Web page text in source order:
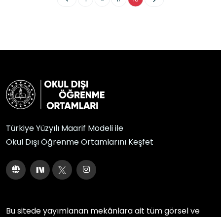
Türkiye Yüzyılı Maarif Modeli ile
Okul Dışı Öğrenme Ortamlarını Keşfet
Bu sitede yayımlanan mekânlara ait tüm görsel ve